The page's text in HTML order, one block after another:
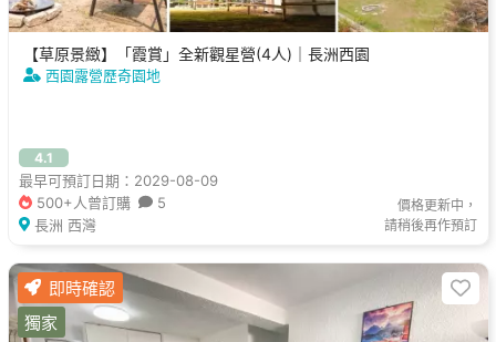
【草原景緻】「霞賞」全新觀星營(4人)｜長洲西園
西園露營歷奇園地
4.1
最早可預訂日期：2029-08-09
500+人曾訂購
5
長洲 西灣
價格更新中，
請稍後再作預訂
即時確認
獨家